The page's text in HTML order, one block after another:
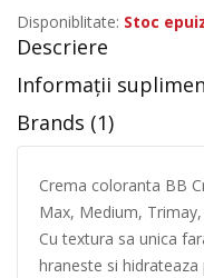
Disponiblitate: Stoc
Descriere
Informații
Brands (1)
Crema coloranta BB
Max, Medium,
Cu textura sa unica
hraneste si